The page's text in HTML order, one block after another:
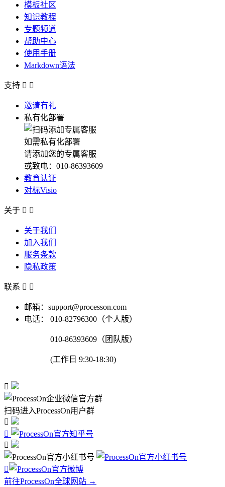
模板社区
知识教程
专题频道
帮助中心
使用手册
Markdown语法
支持  
邀请有礼
私有化部署
如需私有化部署
请添加您的专属客服
或致电：010-86393609
教育认证
对标Visio
关于  
关于我们
加入我们
服务条款
隐私政策
联系  
邮箱：support@processon.com
电话：
010-82796300（个人版）
010-86393609（团队版）
(工作日 9:30-18:30)

扫码进入ProcessOn用户群




前往ProcessOn全球网站 →